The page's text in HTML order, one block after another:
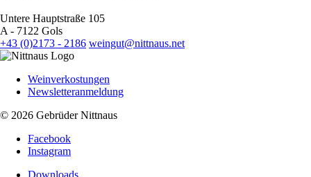
Untere Hauptstraße 105
A - 7122 Gols
+43 (0)2173 - 2186 weingut@nittnaus.net
Weinverkostungen
Newsletteranmeldung
© 2026 Gebrüder Nittnaus
Facebook
Instagram
Downloads